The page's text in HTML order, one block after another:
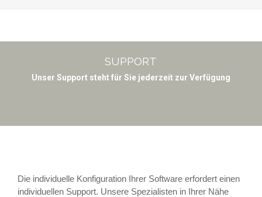
SUPPORT
Unser Support steht für Sie jederzeit zur Verfügung
Die individuelle Konfiguration Ihrer Software erfordert einen
individuellen Support. Unsere Spezialisten in Ihrer Nähe